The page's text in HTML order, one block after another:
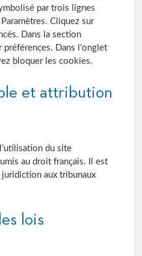
par trois lignes
Cliquez sur
Dans la section
préférences. Dans l’onglet
bloquer les cookies.
et attribution
du site
au droit français. Il est
aux tribunaux
lois